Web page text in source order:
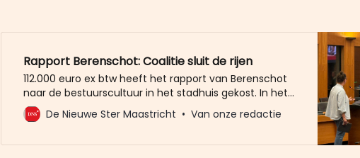
Rapport Berenschot: Coalitie sluit de rijen
112.000 euro ex btw heeft het rapport van Berenschot
naar de bestuurscultuur in het stadhuis gekost. In het
rapport staan veel “schokkende constateringen”, zoals
Bennie van Est van 50PLUS het donderdagavond
het rapport voor de zes nieuwe coalitiepartijen vooral
De Nieuwe Ster Maastricht Van onze redactie